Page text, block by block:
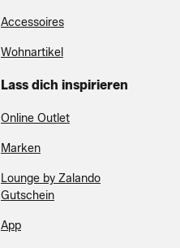
Accessoires
Wohnartikel
Lass dich inspirieren
Online Outlet
Marken
Lounge by Zalando
Gutschein
App